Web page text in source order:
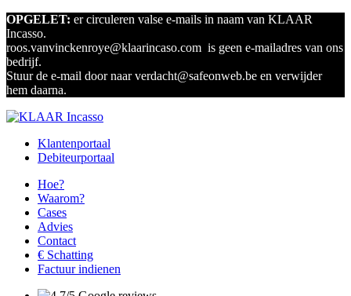
OPGELET: er circuleren valse e-mails in naam van KLAAR
Incasso.
roos.vanvinckenroye@klaarincaso.com is geen e-mailadres van ons
bedrijf.
Stuur de e-mail door naar verdacht@safeonweb.be en verwijder
hem daarna.
Klantenportaal
Debiteurportaal
Hoe?
Waarom?
Cases
Advies
Contact
€ Schatting
Factuur indienen